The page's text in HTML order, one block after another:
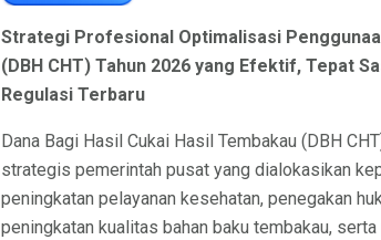
Strategi Profesional Optimalisasi
(DBH CHT) Tahun 2026 yang Efektif, Tepat
Regulasi Terbaru
Dana Bagi Hasil Cukai Hasil Tembakau (DBH
strategis pemerintah pusat yang dialokasikan
peningkatan pelayanan kesehatan, penegakan
peningkatan kualitas bahan baku tembakau,